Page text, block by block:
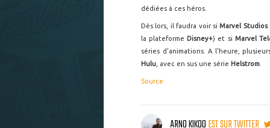
dédiées à ces héros.
Dès lors, il faudra voir siMarvel Studios
la plateforme Disney+) et si Marvel
séries d'animations. A l'heure,
Hulu , avec en sus une série Helstrom
Source